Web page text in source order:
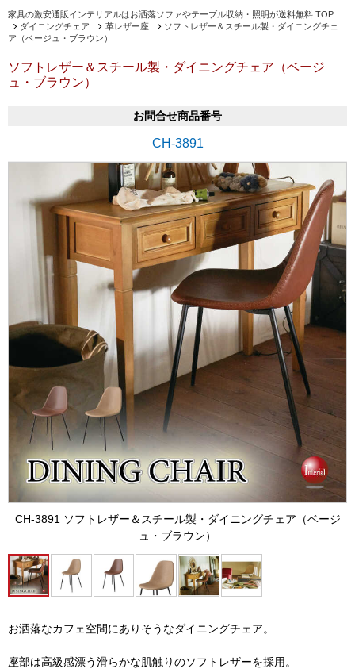
家具の激安通販インテリアルはお洒落ソファやテーブル収納・照明が送料無料 TOP
ダイニングチェア
革レザー座
ソフトレザー＆スチール製・ダイニングチェ
ア（ベージュ・ブラウン）
ソフトレザー＆スチール製・ダイニングチェア（ベージ
ュ・ブラウン）
お問合せ商品番号
CH-3891
CH-3891 ソフトレザー＆スチール製・ダイニングチェア（ベージ
ュ・ブラウン）
お洒落なカフェ空間にありそうなダイニングチェア。
座部は高級感漂う滑らかな肌触りのソフトレザーを採用。